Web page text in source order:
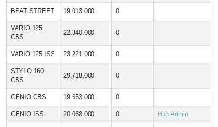
BEAT STREET 19.013.000 0
VARIO 125
CBS
22.340.000 0
VARIO 125 ISS 23.221.000 0
STYLO 160
CBS
29,718,000 0
GENIO CBS 19.653.000 0
GENIO ISS 20.068.000 0 Hub Admin